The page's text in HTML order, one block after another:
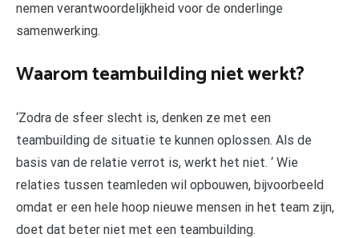
nemen verantwoordelijkheid voor de onderlinge
samenwerking.
Waarom teambuilding niet werkt?
‘Zodra de sfeer slecht is, denken ze met een
teambuilding de situatie te kunnen oplossen. Als de
basis van de relatie verrot is, werkt het niet. ‘ Wie
relaties tussen teamleden wil opbouwen, bijvoorbeeld
omdat er een hele hoop nieuwe mensen in het team zijn,
doet dat beter niet met een teambuilding.